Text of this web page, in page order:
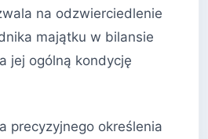
na odzwierciedlenie
majątku w bilansie
jej ogólną kondycję
precyzyjnego określenia